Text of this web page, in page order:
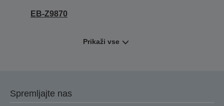
EB-Z9870
Prikaži vse
Spremljajte nas